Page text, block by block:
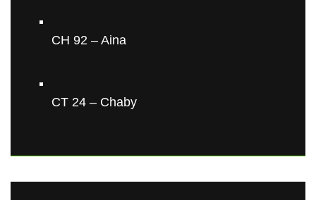
CH 92 – Aina
CT 24 – Chaby